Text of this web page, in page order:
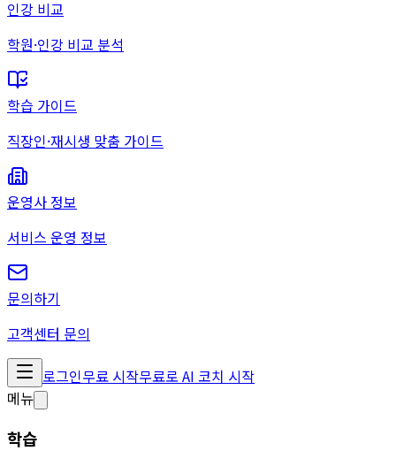
인강 비교
학원·인강 비교 분석
학습 가이드
직장인·재시생 맞춤 가이드
운영사 정보
서비스 운영 정보
문의하기
고객센터 문의
로그인무료 시작무료로 AI 코치 시작
메뉴
학습